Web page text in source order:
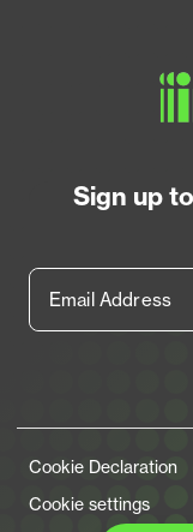
Sign up
Legal Links
Cookie Declaration
Cookie settings